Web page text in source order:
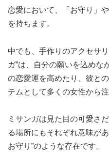
恋愛において、「お守り」
を持ちます。
中でも、手作りのアクセサ
ガ”は、自分の願いを込めな
の恋愛運を高めたり、彼と
テムとして多くの女性から
ミサンガは見た目の可愛さ
る場所にもそれぞれ意味が
お守り”のような存在です。